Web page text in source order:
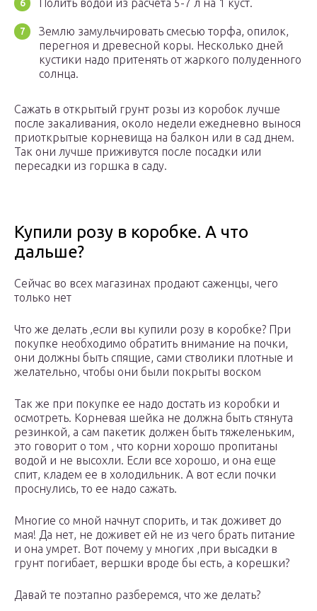
Полить водой из расчета 5-7 л на 1 куст.
Землю замульчировать смесью торфа, опилок,
перегноя и древесной коры. Несколько дней
кустики надо притенять от жаркого полуденного
солнца.
Сажать в открытый грунт розы из коробок лучше
после закаливания, около недели ежедневно вынося
приоткрытые корневища на балкон или в сад днем.
Так они лучше приживутся после посадки или
пересадки из горшка в саду.
Купили розу в коробке. А что
дальше?
Сейчас во всех магазинах продают саженцы, чего
только нет
Что же делать ,если вы купили розу в коробке? При
покупке необходимо обратить внимание на почки,
они должны быть спящие, сами стволики плотные и
желательно, чтобы они были покрыты воском
Так же при покупке ее надо достать из коробки и
осмотреть. Корневая шейка не должна быть стянута
резинкой, а сам пакетик должен быть тяжеленьким,
это говорит о том , что корни хорошо пропитаны
водой и не высохли. Если все хорошо, и она еще
спит, кладем ее в холодильник. А вот если почки
проснулись, то ее надо сажать.
Многие со мной начнут спорить, и так доживет до
мая! Да нет, не доживет ей не из чего брать питание
и она умрет. Вот почему у многих ,при высадки в
грунт погибает, вершки вроде бы есть, а корешки?
Давай те поэтапно разберемся, что же делать?